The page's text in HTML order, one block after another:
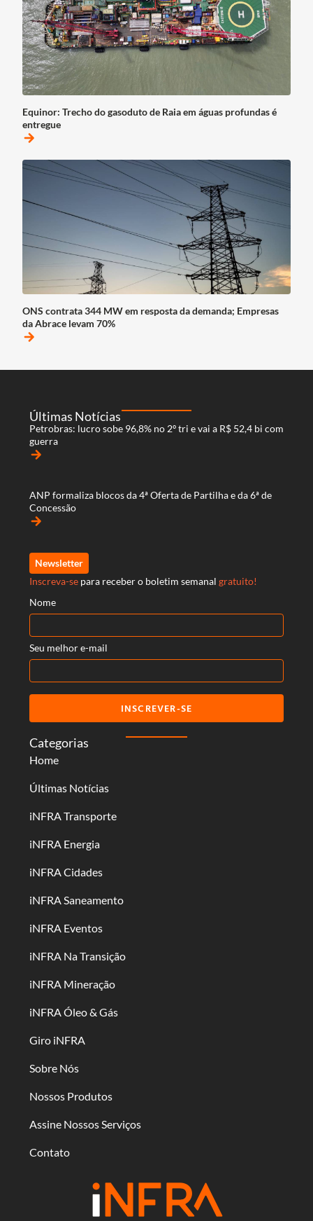
Equinor: Trecho do gasoduto de Raia em águas profundas é
entregue
arrow_forward
ONS contrata 344 MW em resposta da demanda; Empresas
da Abrace levam 70%
arrow_forward
Categorias
Home
Últimas Notícias
iNFRA Transporte
iNFRA Energia
iNFRA Cidades
iNFRA Saneamento
iNFRA Eventos
iNFRA Na Transição
iNFRA Mineração
iNFRA Óleo & Gás
Giro iNFRA
Sobre Nós
Nossos Produtos
Assine Nossos Serviços
Contato
Últimas Notícias
Petrobras: lucro sobe 96,8% no 2º tri e vai a R$ 52,4 bi com
guerra
arrow_forward
ANP formaliza blocos da 4ª Oferta de Partilha e da 6ª de
Concessão
arrow_forward
Newsletter
Inscreva-se para receber o boletim semanal gratuito!
Nome
Seu melhor e-mail
INSCREVER-SE